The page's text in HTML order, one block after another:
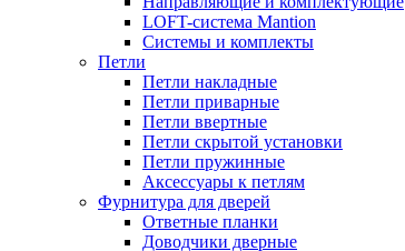
LOFT-cистема Mantion
Системы и комплекты
Петли
Петли накладные
Петли приварные
Петли ввертные
Петли скрытой установки
Петли пружинные
Аксессуары к петлям
Фурнитура для дверей
Ответные планки
Доводчики дверные